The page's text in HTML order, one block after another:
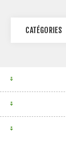
CATÉGORIES